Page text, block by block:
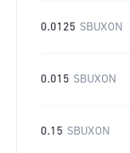
0.0125 SBUXON
0.015 SBUXON
0.15 SBUXON